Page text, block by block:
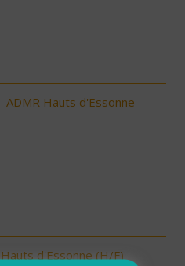
ADMR Hauts d'Essonne
d'Essonne (H/F)